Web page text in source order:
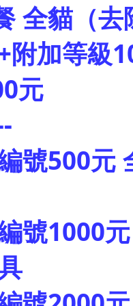
全貓（
附加等級
元
號500元
號1000